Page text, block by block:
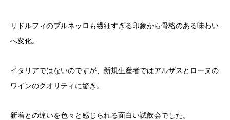
リドルフィのブルネッロも繊細すぎる印象から骨格のある味わい
へ変化。
イタリアではないのですが、新規生産者ではアルザスとローヌの
ワインのクオリティに驚き。
新着との違いを色々と感じられる面白い試飲会でした。